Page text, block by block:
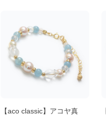
【aco classic】アコヤ真